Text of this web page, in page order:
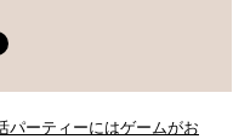
パーティーにはゲームがお